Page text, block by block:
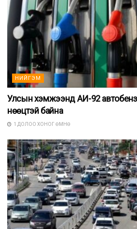
НИЙГЭМ
Улсын хэмжээнд АИ-92
нөөцтэй байна
1 ДОЛОО ХОНОГ ӨМНӨ